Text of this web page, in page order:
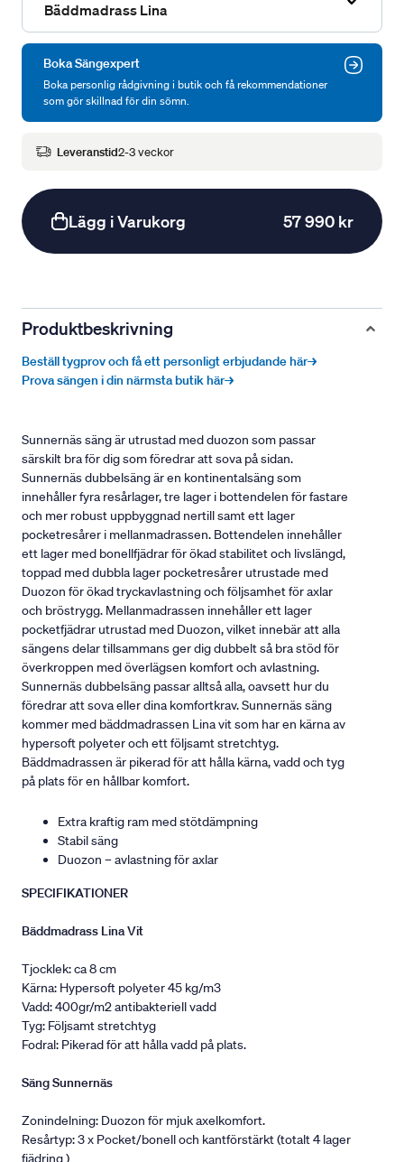
Bäddmadrass Lina
Boka Sängexpert
Boka personlig rådgivning i butik och få rekommendationer
som gör skillnad för din sömn.
Leveranstid2-3 veckor
Lägg i Varukorg 57 990 kr
Produktbeskrivning
Beställ tygprov och få ett personligt erbjudande här→
Prova sängen i din närmsta butik här→
Sunnernäs säng är utrustad med duozon som passar
särskilt bra för dig som föredrar att sova på sidan.
Sunnernäs dubbelsäng är en kontinentalsäng som
innehåller fyra resårlager, tre lager i bottendelen för fastare
och mer robust uppbyggnad nertill samt ett lager
pocketresårer i mellanmadrassen. Bottendelen innehåller
ett lager med bonellfjädrar för ökad stabilitet och livslängd,
toppad med dubbla lager pocketresårer utrustade med
Duozon för ökad tryckavlastning och följsamhet för axlar
och bröstrygg. Mellanmadrassen innehåller ett lager
pocketfjädrar utrustad med Duozon, vilket innebär att alla
sängens delar tillsammans ger dig dubbelt så bra stöd för
överkroppen med överlägsen komfort och avlastning.
Sunnernäs dubbelsäng passar alltså alla, oavsett hur du
föredrar att sova eller dina komfortkrav. Sunnernäs säng
kommer med bäddmadrassen Lina vit som har en kärna av
hypersoft polyeter och ett följsamt stretchtyg.
Bäddmadrassen är pikerad för att hålla kärna, vadd och tyg
på plats för en hållbar komfort.
Extra kraftig ram med stötdämpning
Stabil säng
Duozon – avlastning för axlar
SPECIFIKATIONER
Bäddmadrass Lina Vit
Tjocklek: ca 8 cm
Kärna: Hypersoft polyeter 45 kg/m3
Vadd: 400gr/m2 antibakteriell vadd
Tyg: Följsamt stretchtyg
Fodral: Pikerad för att hålla vadd på plats.
Säng Sunnernäs
Zonindelning: Duozon för mjuk axelkomfort.
Resårtyp: 3 x Pocket/bonell och kantförstärkt (totalt 4 lager
fjädring )